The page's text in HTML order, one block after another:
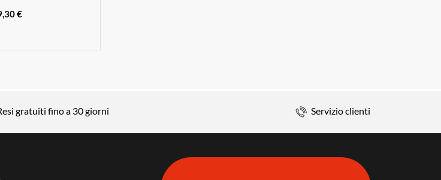
€
gratuiti fino a 30 giorni Servizio clienti